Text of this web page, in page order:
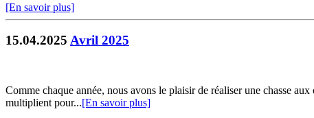
[En savoir plus]
15.04.2025 Avril 2025
Comme chaque année, nous avons le plaisir de réaliser une chasse
multiplient pour...[En savoir plus]